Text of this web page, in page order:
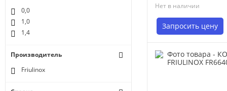
0,0
1,0
1,4
Производитель
Friulinox
Нет в наличии
Запросить цену